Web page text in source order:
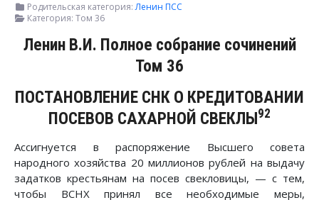
Родительская категория:Ленин ПСС
Категория: Том 36
Ленин В.И. Полное собрание сочинений
Том 36
ПОСТАНОВЛЕНИЕ СНК О КРЕДИТОВАНИИ
ПОСЕВОВ САХАРНОЙ СВЕКЛЫ92
Ассигнуется в распоряжение Высшего совета
народного хозяйства 20 миллионов рублей на выдачу
задатков крестьянам на посев свекловицы, — с тем,
чтобы ВСНХ принял все необходимые меры,